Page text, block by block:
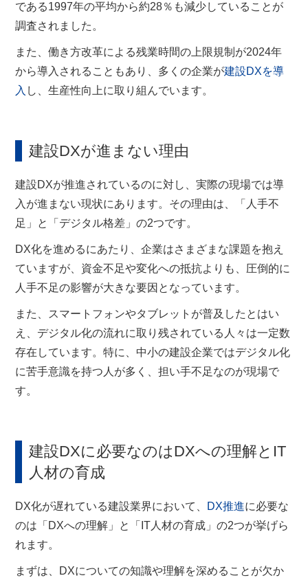
である1997年の平均から約28％も減少していることが
調査されました。
また、働き方改革による残業時間の上限規制が2024年
から導入されることもあり、多くの企業が建設DXを導
入 し、生産性向上に取り組んでいます。
建設DXが進まない理由
建設DXが推進されているのに対し、実際の現場では導
入が進まない現状にあります。その理由は、「人手不
足」と「デジタル格差」の2つです。
DX化を進めるにあたり、企業はさまざまな課題を抱え
ていますが、資金不足や変化への抵抗よりも、圧倒的に
人手不足の影響が大きな要因となっています。
また、スマートフォンやタブレットが普及したとはい
え、デジタル化の流れに取り残されている人々は一定数
存在しています。特に、中小の建設企業ではデジタル化
に苦手意識を持つ人が多く、担い手不足なのが現場で
す。
建設DXに必要なのはDXへの理解とIT
人材の育成
DX化が遅れている建設業界において、 DX推進に必要な
のは「DXへの理解」と「IT人材の育成」の2つが挙げら
れます。
まずは、DXについての知識や理解を深めることが欠か